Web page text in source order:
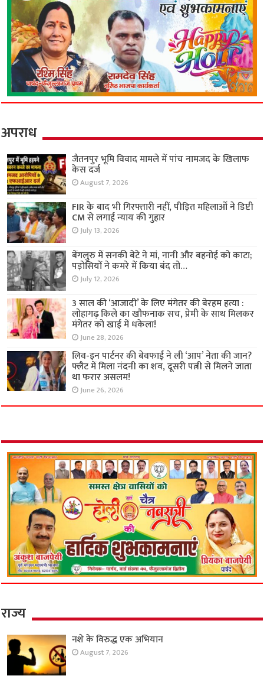
अपराध
जैतनपुर भूमि विवाद मामले में पांच नामजद के खिलाफ
केस दर्ज
August 7, 2026
FIR के बाद भी गिरफ्तारी नहीं, पीड़ित महिलाओं ने डिप्टी
CM से लगाई न्याय की गुहार
July 13, 2026
बेंगलुरु में सनकी बेटे ने मां, नानी और बहनोई को काटा;
पड़ोसियों ने कमरे में किया बंद तो…
July 12, 2026
3 साल की ‘आजादी’ के लिए मंगेतर की बेरहम हत्या :
लोहागढ़ किले का खौफनाक सच, प्रेमी के साथ मिलकर
मंगेतर को खाई में धकेला!
June 28, 2026
लिव-इन पार्टनर की बेवफाई ने ली ‘आप’ नेता की जान?
फ्लैट में मिला नंदनी का शव, दूसरी पत्नी से मिलने जाता
था फरार असलम!
June 26, 2026
राज्य
नशे के विरुद्ध एक अभियान
August 7, 2026